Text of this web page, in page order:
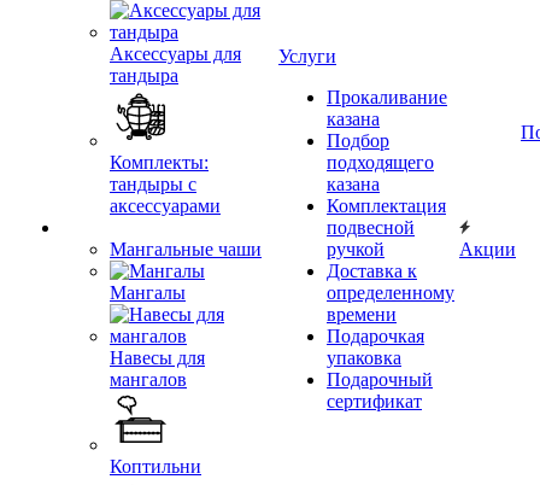
Аксессуары для
тандыра
Комплекты:
тандыры с
аксессуарами
Мангальные чаши
Мангалы
Навесы для
мангалов
Коптильни
Услуги
Прокаливание
казана
Подбор
подходящего
казана
Комплектация
подвесной
ручкой
Доставка к
определенному
времени
Подарочкая
упаковка
Подарочный
сертификат
Акции